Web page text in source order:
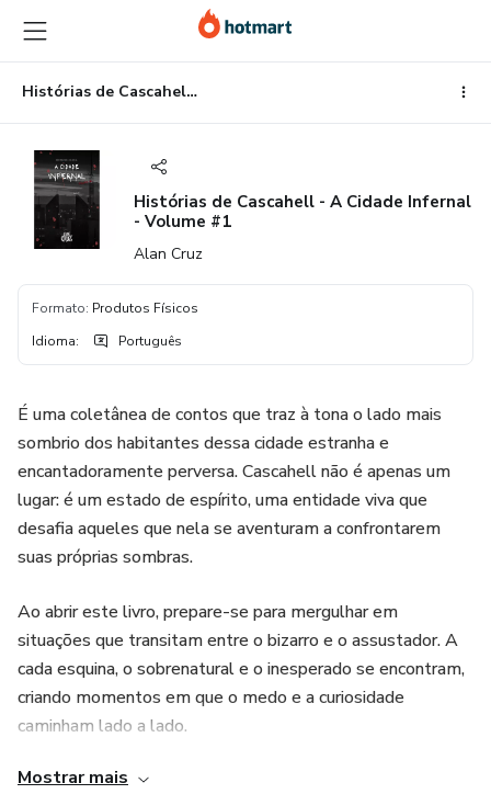
para
o
conteúdo
principal
para
o
pagamento
para
o
rodapé
Histórias de Cascahell - A Cidade Infernal - Volume #1
Histórias de Cascahell - A Cidade Infernal
- Volume #1
Alan Cruz
Formato: Produtos Físicos
Idioma: Português
É uma coletânea de contos que traz à tona o lado mais
sombrio dos habitantes dessa cidade estranha e
encantadoramente perversa. Cascahell não é apenas um
lugar: é um estado de espírito, uma entidade viva que
desafia aqueles que nela se aventuram a confrontarem
suas próprias sombras.
Ao abrir este livro, prepare-se para mergulhar em
situações que transitam entre o bizarro e o assustador. A
cada esquina, o sobrenatural e o inesperado se encontram,
criando momentos em que o medo e a curiosidade
caminham lado a lado.
Você acompanhará histórias onde o desfecho é sempre
Mostrar mais